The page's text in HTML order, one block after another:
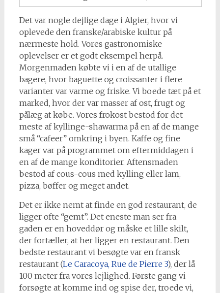
Det var nogle dejlige dage i Algier, hvor vi
oplevede den franske/arabiske kultur på
nærmeste hold. Vores gastronomiske
oplevelser er et godt eksempel herpå.
Morgenmaden købte vi i en af de utallige
bagere, hvor baguette og croissanter i flere
varianter var varme og friske. Vi boede tæt på et
marked, hvor der var masser af ost, frugt og
pålæg at købe. Vores frokost bestod for det
meste af kyllinge-shawarma på en af de mange
små “cafeer” omkring i byen. Kaffe og fine
kager var på programmet om eftermiddagen i
en af de mange konditorier. Aftensmaden
bestod af cous-cous med kylling eller lam,
pizza, bøffer og meget andet.
Det er ikke nemt at finde en god restaurant, de
ligger ofte “gemt”. Det eneste man ser fra
gaden er en hoveddør og måske et lille skilt,
der fortæller, at her ligger en restaurant. Den
bedste restaurant vi besøgte var en fransk
restaurant (Le Caracoya, Rue de Pierre 3), der lå
100 meter fra vores lejlighed. Første gang vi
forsøgte at komme ind og spise der, troede vi,